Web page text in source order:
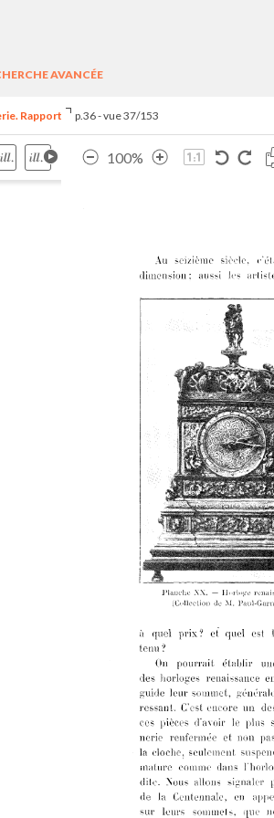
AVANCÉE
Rapport p.36 - vue 37/153
100%